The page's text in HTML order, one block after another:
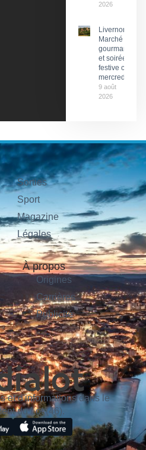
2026
Livernon :
Marché
gourmand
et soirée
festive ce
mercredi
9 août
2026
Sorties
Sport
Magazine
Légales
À propos
Origines
Carrières
Publicité
et d'informations dans le
du Lot (46).